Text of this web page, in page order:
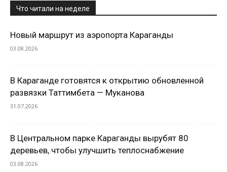
Что читали на неделе
Новый маршрут из аэропорта Караганды
03.08.2026
В Караганде готовятся к открытию обновленной
развязки Таттимбета — Муканова
31.07.2026
В Центральном парке Караганды вырубят 80
деревьев, чтобы улучшить теплоснабжение
03.08.2026